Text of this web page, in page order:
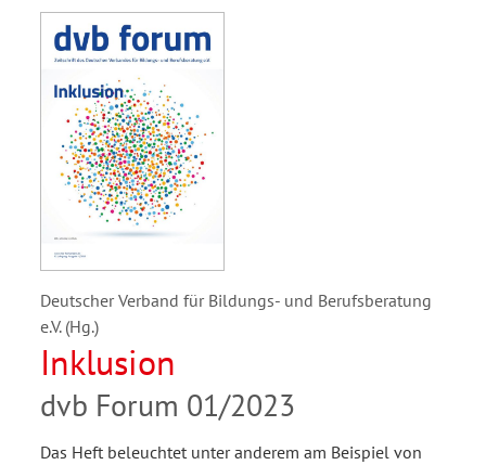
Deutscher Verband für Bildungs- und Berufsberatung
e.V. (Hg.)
Inklusion
dvb Forum 01/2023
Das Heft beleuchtet unter anderem am Beispiel von